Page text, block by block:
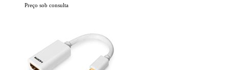
Preço sob consulta